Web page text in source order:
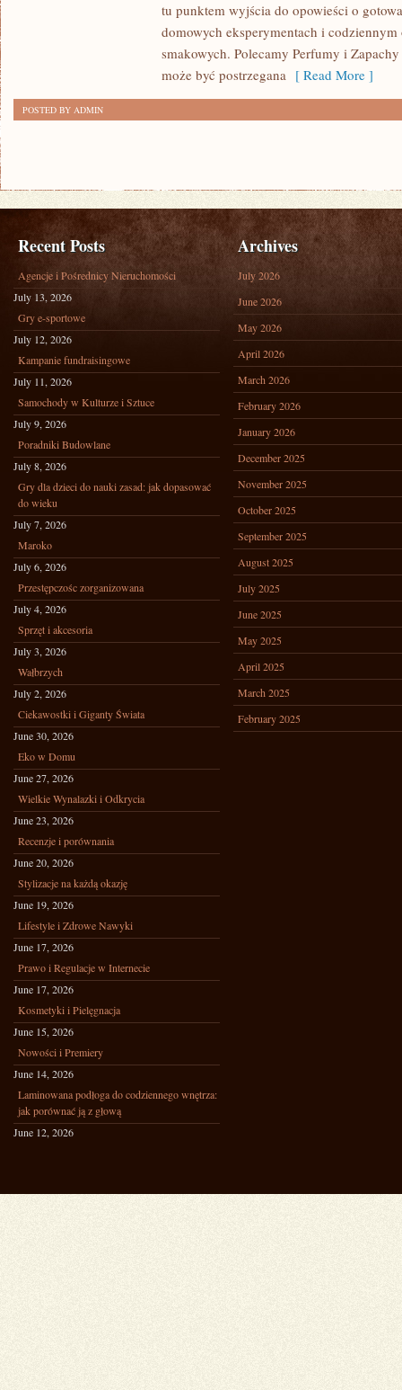
tu punktem wyjścia do opowieści o
domowych eksperymentach i
smakowych. Polecamy Perfumy i
może być postrzegana [ Read More ]
POSTED BY ADMIN
Recent Posts
Agencje i Pośrednicy Nieruchomości
July 13, 2026
Gry e-sportowe
July 12, 2026
Kampanie fundraisingowe
July 11, 2026
Samochody w Kulturze i Sztuce
July 9, 2026
Poradniki Budowlane
July 8, 2026
Gry dla dzieci do nauki zasad: jak dopasować
do wieku
July 7, 2026
Maroko
July 6, 2026
Przestępczośc zorganizowana
July 4, 2026
Sprzęt i akcesoria
July 3, 2026
Wałbrzych
July 2, 2026
Ciekawostki i Giganty Świata
June 30, 2026
Eko w Domu
June 27, 2026
Wielkie Wynalazki i Odkrycia
June 23, 2026
Recenzje i porównania
June 20, 2026
Stylizacje na każdą okazję
June 19, 2026
Lifestyle i Zdrowe Nawyki
June 17, 2026
Prawo i Regulacje w Internecie
June 17, 2026
Kosmetyki i Pielęgnacja
June 15, 2026
Nowości i Premiery
June 14, 2026
Laminowana podłoga do codziennego wnętrza:
jak porównać ją z głową
June 12, 2026
Archives
July 2026
June 2026
May 2026
April 2026
March 2026
February 2026
January 2026
December 2025
November 2025
October 2025
September 2025
August 2025
July 2025
June 2025
May 2025
April 2025
March 2025
February 2025